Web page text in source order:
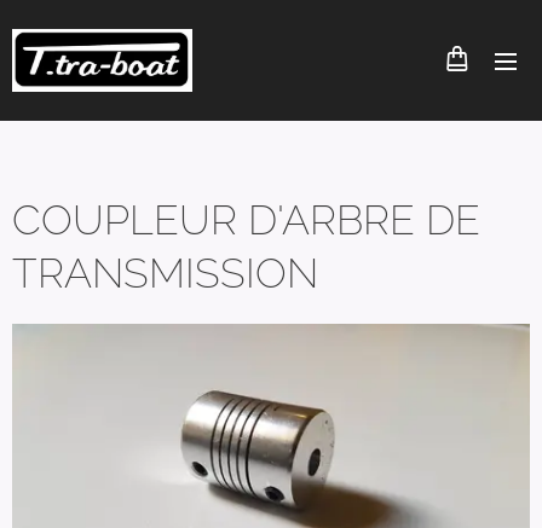
COUPLEUR D'ARBRE DE
TRANSMISSION